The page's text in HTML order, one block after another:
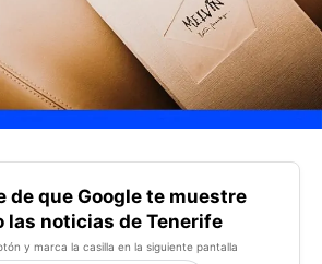
de que Google te muestre
las noticias de Tenerife
y marca la casilla en la siguiente pantalla